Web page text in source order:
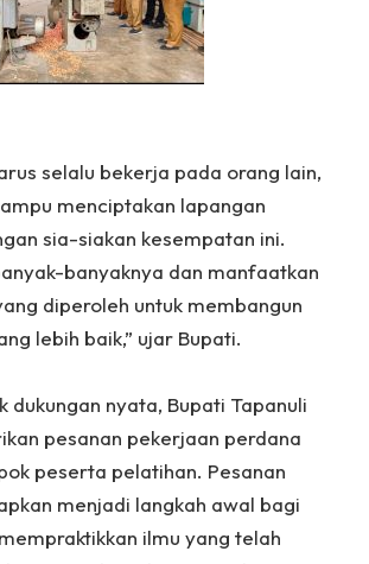
selalu bekerja pada orang lain,
menciptakan lapangan
sia-siakan kesempatan ini.
banyaknya dan manfaatkan
diperoleh untuk membangun
lebih baik,” ujar Bupati.
dukungan nyata, Bupati Tapanuli
pesanan pekerjaan perdana
peserta pelatihan. Pesanan
menjadi langkah awal bagi
ilmu yang telah